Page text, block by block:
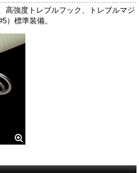
高強度トレブルフック、トレブルマジ
）標準装備。